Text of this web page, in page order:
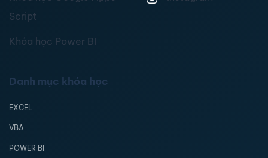
Script
Khóa học Power BI
Danh mục khóa học
EXCEL
VBA
POWER BI